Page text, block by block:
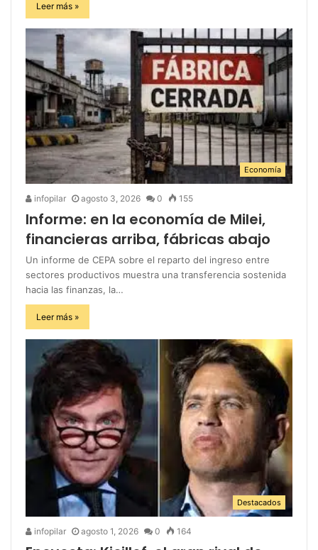
Leer más »
Economía
infopilar agosto 3, 2026 0 155
Informe: en la economía de Milei,
financieras arriba, fábricas abajo
Un informe de CEPA sobre el reparto del ingreso entre
sectores productivos muestra una transferencia sostenida
hacia las finanzas, la…
Leer más »
Destacados
infopilar agosto 1, 2026 0 164